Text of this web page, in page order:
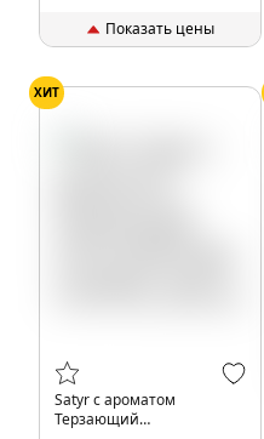
Показать цены
ХИТ
Satyr с ароматом
Терзающий